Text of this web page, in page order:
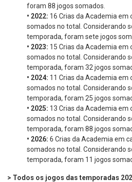
foram 88 jogos somados.
• 2022: 16 Crias da Academia em
somados no total. Considerando
temporada, foram sete jogos
• 2023: 15 Crias da Academia em
somados no total. Considerando
temporada, foram 32 jogos
• 2024: 11 Crias da Academia em
somados no total. Considerando
temporada, foram 25 jogos
• 2025: 13 Crias da Academia em
somados no total. Considerando
temporada, foram 88 jogos
• 2026: 6 Crias da Academia em
somados no total. Considerando
temporada, foram 11 jogos
> Todos os jogos das temporadas